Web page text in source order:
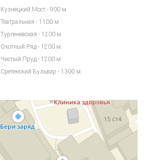
Кузнецкий Мост - 900 м.
Театральная - 1100 м.
Тургеневская - 1200 м.
Охотный Ряд - 1200 м.
Чистый Пруд - 1200 м.
Сретенский Бульвар - 1300 м.